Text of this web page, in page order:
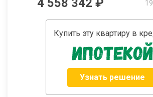
4 558 342 ₽
Купить эту квартиру в
Узнать решение